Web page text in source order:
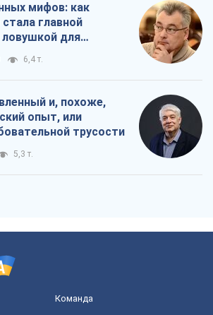
мифов: как
главной
ловушкой для
6,4 т.
и, похоже,
опыт, или
трусости
5,3 т.
Команда